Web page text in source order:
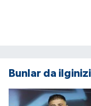
Bunlar da